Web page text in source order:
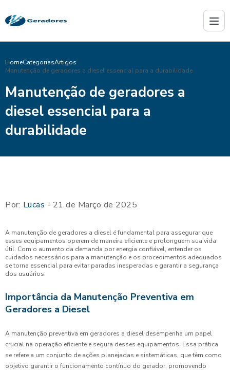
HomeCategoriasArtigos
Manutenção de geradores a diesel essencial para a durabilidade
Manutenção de geradores a
diesel essencial para a
durabilidade
Por: Lucas - 21 de Março de 2025
A manutenção de geradores a diesel é fundamental para assegurar que
esses equipamentos operem de maneira eficiente e prolonguem sua vida
útil. Com o aumento da demanda por energia confiável, entender os
cuidados necessários para a manutenção e os procedimentos adequados
se torna essencial para evitar paradas inesperadas e garantir a segurança
dos usuários.
Importância da Manutenção Preventiva em
Geradores a Diesel
A manutenção preventiva em geradores a diesel desempenha um papel
crucial na operação eficiente e segura desses equipamentos. Essa prática
se refere a um conjunto de ações planejadas e sistemáticas, que têm como
objetivo garantir o funcionamento contínuo do gerador, promovendo